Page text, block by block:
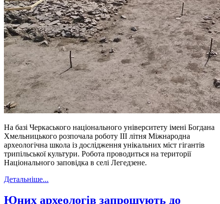
На базі Черкаського національного університету імені Богдана
Хмельницького розпочала роботу ІІІ літня Міжнародна
археологічна школа із дослідження унікальних міст гігантів
трипільської культури. Робота проводиться на території
Національного заповідка в селі Легедзене.
Детальніше...
Юних археологів запрошують до